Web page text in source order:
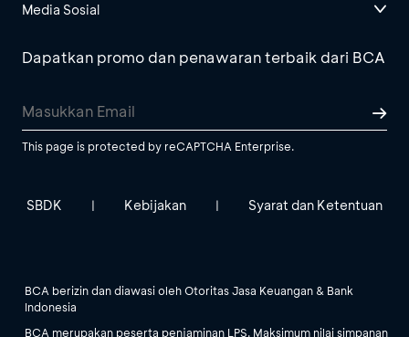
Media Sosial
Dapatkan promo dan penawaran terbaik dari BCA
This page is protected by reCAPTCHA Enterprise.
SBDK | Kebijakan | Syarat dan Ketentuan
BCA berizin dan diawasi oleh Otoritas Jasa Keuangan & Bank
Indonesia
BCA merupakan peserta penjaminan LPS. Maksimum nilai simpanan